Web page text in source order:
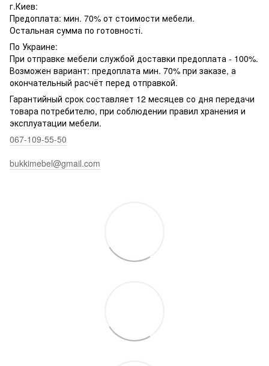
г.Киев:
Предоплата: мин. 70% от стоимости мебели.
Остальная сумма по готовності.
По Украине:
При отправке мебели службой доставки предоплата - 100%.
Возможен вариант: предоплата мин. 70% при заказе, а
окончательный расчёт перед отправкой.
Гарантийный срок составляет 12 месяцев со дня передачи
товара потребителю, при соблюдении правил хранения и
эксплуатации мебели.
067-109-55-50
bukkimebel@gmail.com